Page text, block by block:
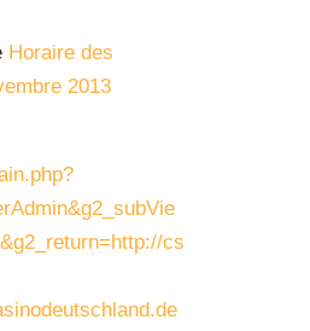
Horaire des
2013
cs